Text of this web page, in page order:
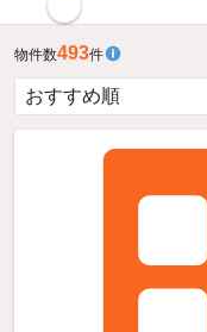
物件数493件